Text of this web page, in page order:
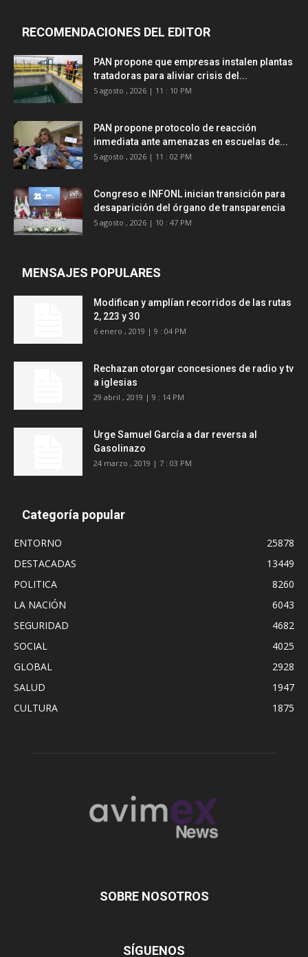
RECOMENDACIONES DEL EDITOR
PAN propone que empresas instalen plantas
tratadoras para aliviar crisis del...
5 agosto , 2026 | 11 : 10 PM
PAN propone protocolo de reacción
inmediata ante amenazas en escuelas de...
5 agosto , 2026 | 11 : 02 PM
Congreso e INFONL inician transición para
desaparición del órgano de transparencia
5 agosto , 2026 | 10 : 47 PM
MENSAJES POPULARES
Modifican y amplían recorridos de las rutas
2, 223 y 30
6 enero , 2019 | 9 : 04 PM
Rechazan otorgar concesiones de radio y tv
a iglesias
29 abril , 2019 | 9 : 14 PM
Urge Samuel García a dar reversa al
Gasolinazo
24 marzo , 2019 | 7 : 03 PM
Categoría popular
ENTORNO
25878
DESTACADAS
13449
POLITICA
8260
LA NACIÓN
6043
SEGURIDAD
4682
SOCIAL
4025
GLOBAL
2928
SALUD
1947
CULTURA
1875
SOBRE NOSOTROS
SÍGUENOS